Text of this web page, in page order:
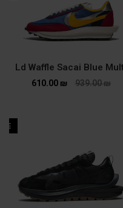
Ld Waffle Sacai Blue
939.00₪
610.00 ₪